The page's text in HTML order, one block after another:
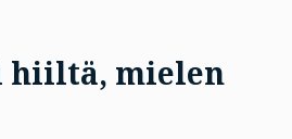
hiiltä, mielen